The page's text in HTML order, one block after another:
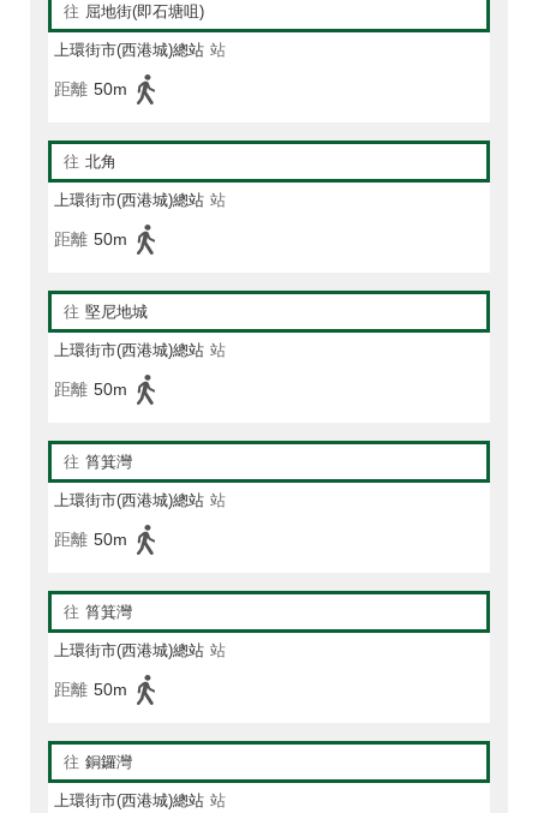
往 屈地街(即石塘咀)
上環街市(西港城)總站 站
距離 50m
往 北角
上環街市(西港城)總站 站
距離 50m
往 堅尼地城
上環街市(西港城)總站 站
距離 50m
往 筲箕灣
上環街市(西港城)總站 站
距離 50m
往 筲箕灣
上環街市(西港城)總站 站
距離 50m
往 銅鑼灣
上環街市(西港城)總站 站